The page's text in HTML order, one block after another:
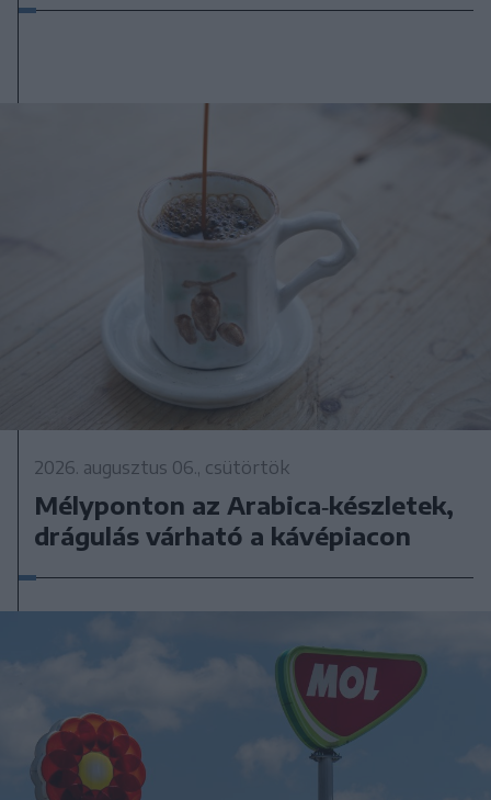
2026. augusztus 06., csütörtök
Mélyponton az Arabica‑készletek,
drágulás várható a kávépiacon